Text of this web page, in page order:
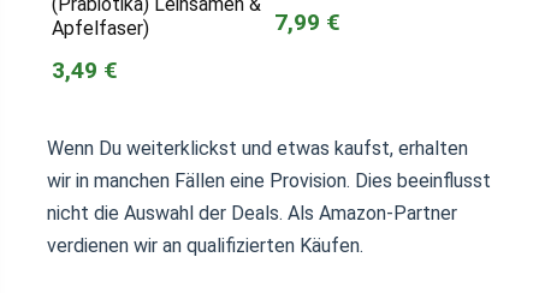
Apfelfaser)
3,49 €
7,99 €
Wenn Du weiterklickst und etwas kaufst, erhalten
wir in manchen Fällen eine Provision. Dies beeinflusst
nicht die Auswahl der Deals. Als Amazon-Partner
verdienen wir an qualifizierten Käufen.